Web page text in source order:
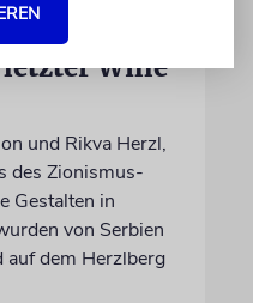
Wille
und Rikva Herzl,
des Zionismus-
Gestalten in
von Serbien
dem Herzlberg